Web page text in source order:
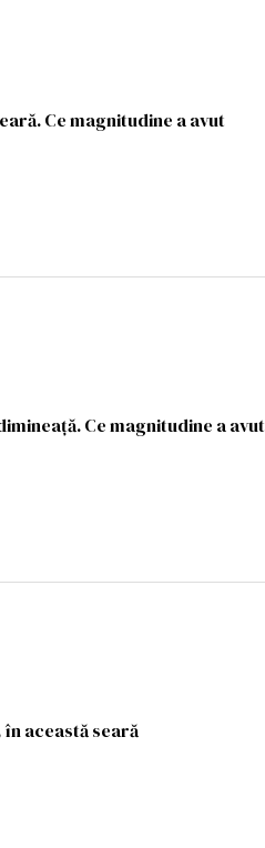
Ce magnitudine a avut
Ce magnitudine a avut
această seară